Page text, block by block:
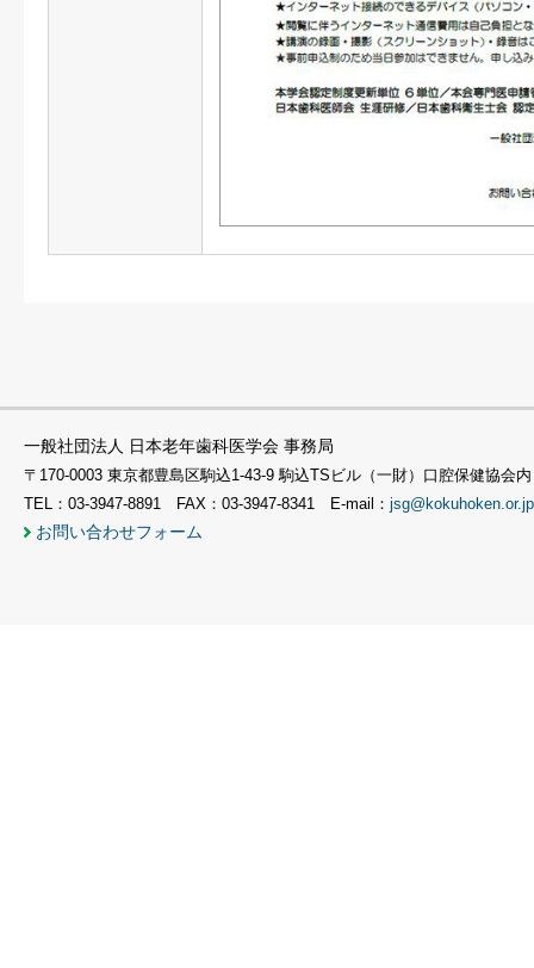
一般社団法人 日本老年歯科医学会 事務局
〒170-0003 東京都豊島区駒込1-43-9 駒込TSビル（一財）口腔保健協会内
TEL：03-3947-8891 FAX：03-3947-8341 E-mail： jsg@kokuhoken.or.jp
お問い合わせフォーム